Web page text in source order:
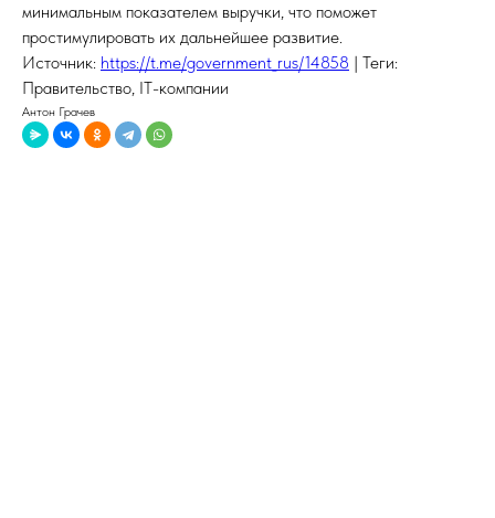
минимальным показателем выручки, что поможет
простимулировать их дальнейшее развитие.
Источник: https://t.me/government_rus/14858 | Теги:
Правительство, IT-компании
Антон Грачев